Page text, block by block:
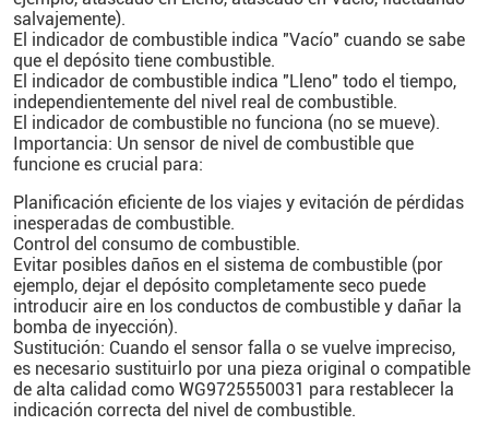
salvajemente).
El indicador de combustible indica "Vacío" cuando se sabe
que el depósito tiene combustible.
El indicador de combustible indica "Lleno" todo el tiempo,
independientemente del nivel real de combustible.
El indicador de combustible no funciona (no se mueve).
Importancia: Un sensor de nivel de combustible que
funcione es crucial para:
Planificación eficiente de los viajes y evitación de pérdidas
inesperadas de combustible.
Control del consumo de combustible.
Evitar posibles daños en el sistema de combustible (por
ejemplo, dejar el depósito completamente seco puede
introducir aire en los conductos de combustible y dañar la
bomba de inyección).
Sustitución: Cuando el sensor falla o se vuelve impreciso,
es necesario sustituirlo por una pieza original o compatible
de alta calidad como WG9725550031 para restablecer la
indicación correcta del nivel de combustible.